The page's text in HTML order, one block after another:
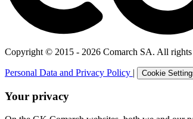
Copyright © 2015 - 2026 Comarch SA. All rights
Personal Data and Privacy Policy | Cookie
Your privacy